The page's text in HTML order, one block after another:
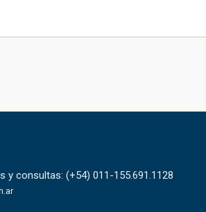
y consultas: (+54) 011-155.691.1128